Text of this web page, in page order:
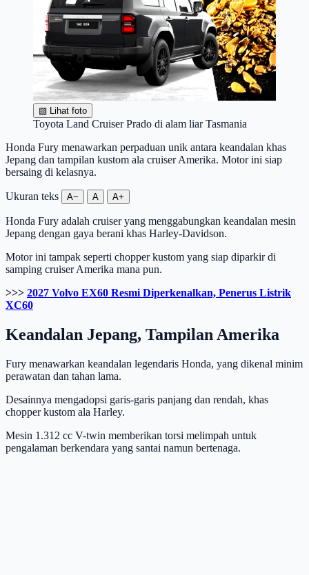
▧ Lihat foto
Toyota Land Cruiser Prado di alam liar Tasmania
Honda Fury menawarkan perpaduan unik antara keandalan khas
Jepang dan tampilan kustom ala cruiser Amerika. Motor ini siap
bersaing di kelasnya.
Ukuran teks A− A A+
Honda Fury adalah cruiser yang menggabungkan keandalan mesin
Jepang dengan gaya berani khas Harley-Davidson.
Motor ini tampak seperti chopper kustom yang siap diparkir di
samping cruiser Amerika mana pun.
>>> 2027 Volvo EX60 Resmi Diperkenalkan, Penerus Listrik
XC60
Keandalan Jepang, Tampilan Amerika
Fury menawarkan keandalan legendaris Honda, yang dikenal minim
perawatan dan tahan lama.
Desainnya mengadopsi garis-garis panjang dan rendah, khas
chopper kustom ala Harley.
Mesin 1.312 cc V-twin memberikan torsi melimpah untuk
pengalaman berkendara yang santai namun bertenaga.